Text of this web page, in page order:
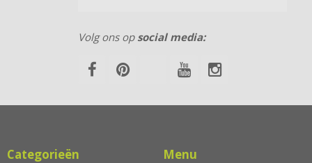
Volg ons op social media:
Categorieën Menu